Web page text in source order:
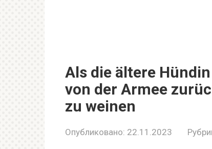
Als die ältere
von der Armee
zu weinen
Опубликовано: 22.11.2023